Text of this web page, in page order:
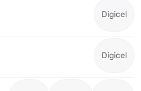
Digicel
Digicel